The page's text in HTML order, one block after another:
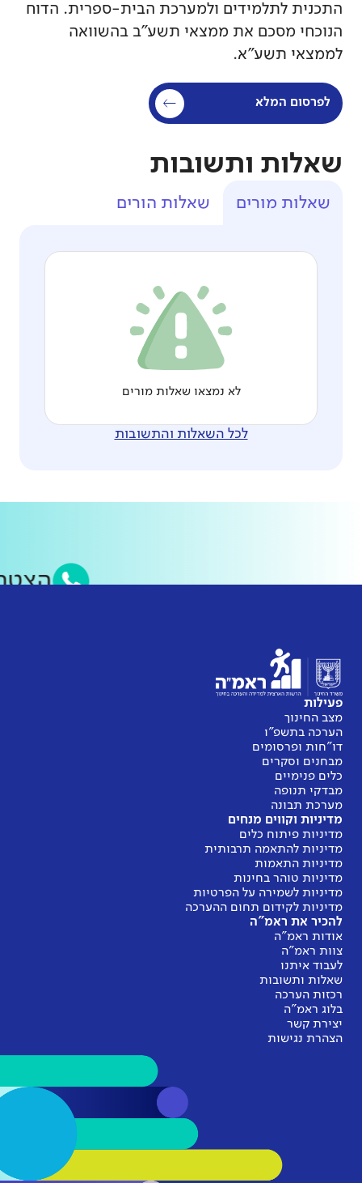
התכנית לתלמידים ולמערכת הבית-ספרית. הדוח
הנוכחי מסכם את ממצאי תשע"ב בהשוואה
לממצאי תשע"א.
לפרסום המלא
שאלות ותשובות
שאלות מורים שאלות הורים
לא נמצאו שאלות מורים
לכל השאלות והתשובות
פעילות
מצב החינוך
הערכה בתשפ"ו
דו"חות ופרסומים
מבחנים וסקרים
כלים פנימיים
מבדקי תנופה
מערכת תבונה
מדיניות וקווים מנחים
מדיניות פיתוח כלים
מדיניות להתאמה תרבותית
מדיניות התאמות
מדיניות טוהר בחינות
מדיניות לשמירה על הפרטיות
מדיניות לקידום תחום ההערכה
להכיר את ראמ"ה
אודות ראמ"ה
צוות ראמ"ה
לעבוד איתנו
שאלות ותשובות
רכזות הערכה
בלוג ראמ"ה
יצירת קשר
הצהרת נגישות